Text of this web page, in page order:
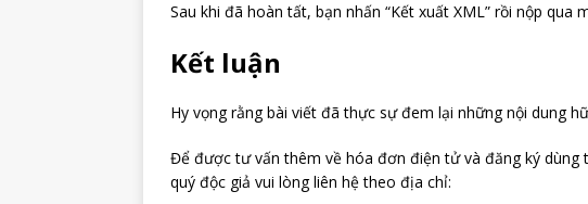
Sau khi đã hoàn tất, bạn nhấn “Kết xuất XML” rồi nộp qua
Kết luận
Hy vọng rằng bài viết đã thực sự đem lại những nội dung
Để được tư vấn thêm về hóa đơn điện tử và đăng ký dùng
quý độc giả vui lòng liên hệ theo địa chỉ: